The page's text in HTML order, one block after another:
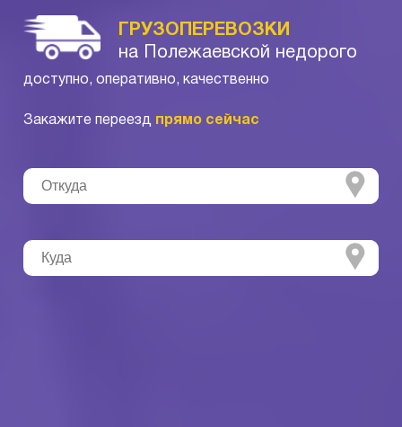
ГРУЗОПЕРЕВОЗКИ
на Полежаевской недорого
доступно, оперативно, качественно
Закажите переезд прямо сейчас